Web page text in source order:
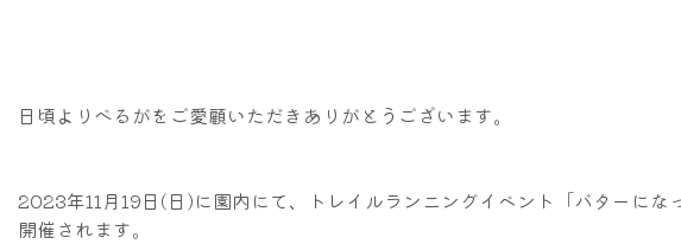
日頃よりべるがをご愛顧いただきありがとうございます。
2023年11月19日(日)に園内にて、トレイルランニングイベント「バターにな
開催されます。